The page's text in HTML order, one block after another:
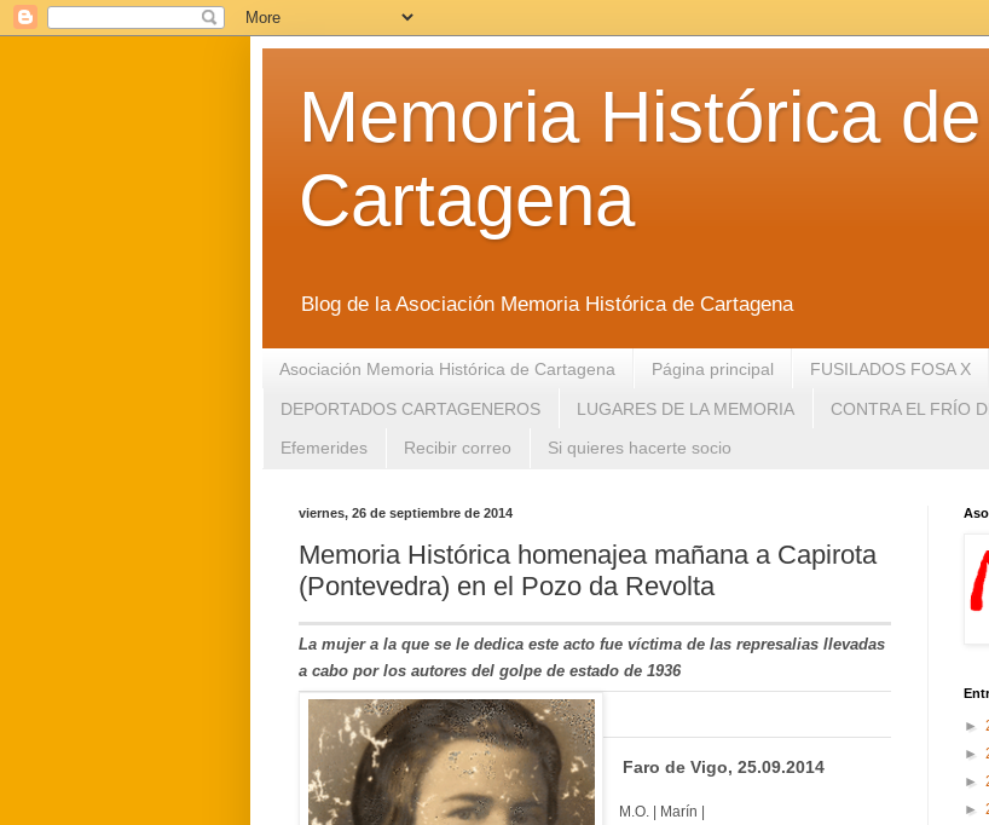
Memoria Histórica de
Cartagena
Blog de la Asociación Memoria Histórica de Cartagena
Asociación Memoria Histórica de Cartagena Página principal FUSILADOS FOSA X
DEPORTADOS CARTAGENEROS LUGARES DE LA MEMORIA CONTRA EL FRÍO
Efemerides Recibir correo Si quieres hacerte socio
viernes, 26 de septiembre de 2014
Memoria Histórica homenajea mañana a Capirota
(Pontevedra) en el Pozo da Revolta
La mujer a la que se le dedica este acto fue víctima de las represalias llevadas
a cabo por los autores del golpe de estado de 1936
Faro de Vigo, 25.09.2014
M.O. | Marín |
►
►
►
►